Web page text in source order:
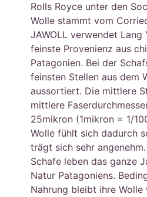
Rolls Royce unter den
Wolle stammt vom
JAWOLL verwendet Lang
feinste Provenienz aus
Patagonien. Bei der
feinsten Stellen aus dem
aussortiert. Die mittlere
mittlere
25mikron (1mikron = 1/
Wolle fühlt sich dadurch
trägt sich sehr
Schafe leben das ganze
Natur Patagoniens.
Nahrung bleibt ihre Wolle